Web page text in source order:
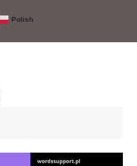
Polish